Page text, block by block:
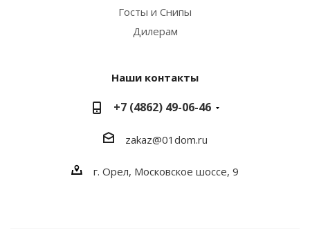
Госты и Снипы
Дилерам
Наши контакты
+7 (4862) 49-06-46
zakaz@01dom.ru
г. Орел, Московское шоссе, 9